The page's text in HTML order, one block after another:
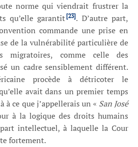
norme qui viendrait frustrer la
qu’elle garantit [23]. D’autre part,
commande une prise en
de la vulnérabilité particulière de
migratoires, comme celle des
un cadre sensiblement différent.
procède à détricoter le
avait dans un premier temps
à ce que j’appellerais un « San José
à la logique des droits humains
intellectuel, à laquelle la Cour
fortement.